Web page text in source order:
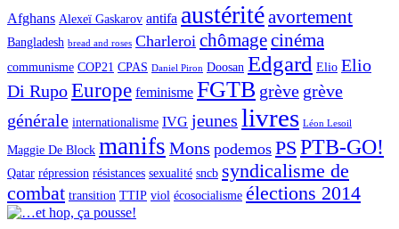
Afghans Alexeï Gaskarov antifa austéritéavortement
Bangladesh bread and roses Charleroi chômagecinéma
communisme COP21 CPAS Daniel Piron Doosan Edgard Elio Elio
Di RupoEurope feminisme FGTB grève grève
générale internationalisme IVG jeunes livres Léon Lesoil
Maggie De Block manifs Mons podemos PS PTB-GO!
Qatar répression résistances sexualité sncb syndicalisme de
combat transition TTIP viol écosocialisme élections 2014